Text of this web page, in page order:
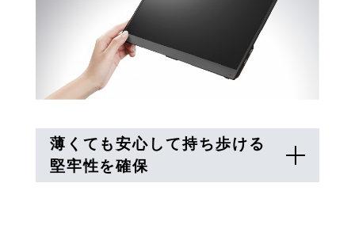
薄くても安心して持ち歩ける
堅牢性を確保